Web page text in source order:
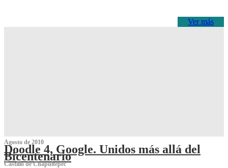
Ver más
Agosto de 2010
Doodle 4, Google. Unidos más allá del
Bicentenario
Castillo de Chapultepec